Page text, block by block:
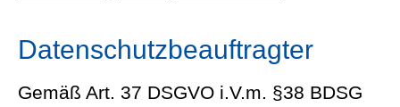
Datenschutzbeauftragter
Gemäß Art. 37 DSGVO i.V.m. §38 BDSG